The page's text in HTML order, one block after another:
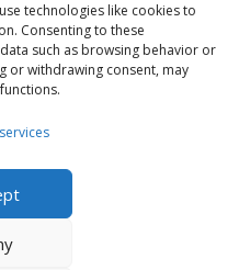
technologies like cookies to
Consenting to these
such as browsing behavior or
or withdrawing consent, may